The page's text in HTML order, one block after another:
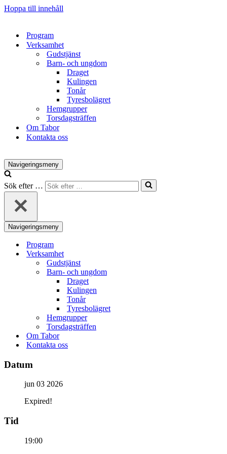
Hoppa till innehåll
Program
Verksamhet
Gudstjänst
Barn- och ungdom
Draget
Kulingen
Tonår
Tyresbolägret
Hemgrupper
Torsdagsträffen
Om Tabor
Kontakta oss
Navigeringsmeny
Sök efter …
Navigeringsmeny
Program
Verksamhet
Gudstjänst
Barn- och ungdom
Draget
Kulingen
Tonår
Tyresbolägret
Hemgrupper
Torsdagsträffen
Om Tabor
Kontakta oss
Datum
jun 03 2026
Expired!
Tid
19:00